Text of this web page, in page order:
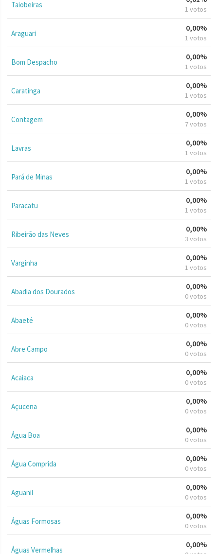
Taiobeiras 1 votos
Araguari
0,00%
1 votos
Bom Despacho
0,00%
1 votos
Caratinga
0,00%
1 votos
Contagem
0,00%
7 votos
Lavras
0,00%
1 votos
Pará de Minas
0,00%
1 votos
Paracatu
0,00%
1 votos
Ribeirão das Neves
0,00%
3 votos
Varginha
0,00%
1 votos
Abadia dos Dourados
0,00%
0 votos
Abaeté
0,00%
0 votos
Abre Campo
0,00%
0 votos
Acaiaca
0,00%
0 votos
Açucena
0,00%
0 votos
Água Boa
0,00%
0 votos
Água Comprida
0,00%
0 votos
Aguanil
0,00%
0 votos
Águas Formosas
0,00%
0 votos
Águas Vermelhas
0,00%